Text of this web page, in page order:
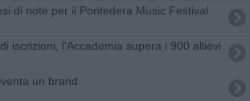
di note per il Pontedera Music Festival
iscrizioni, l'Accademia supera i 900 allievi
un brand